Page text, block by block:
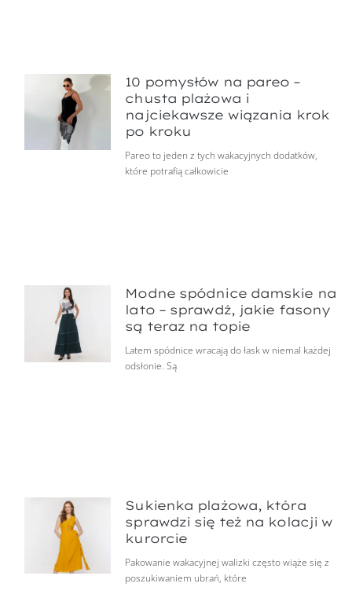
10 pomysłów na pareo –
chusta plażowa i
najciekawsze wiązania krok
po kroku
Pareo to jeden z tych wakacyjnych dodatków,
które potrafią całkowicie
Modne spódnice damskie na
lato – sprawdź, jakie fasony
są teraz na topie
Latem spódnice wracają do łask w niemal każdej
odsłonie. Są
Sukienka plażowa, która
sprawdzi się też na kolacji w
kurorcie
Pakowanie wakacyjnej walizki często wiąże się z
poszukiwaniem ubrań, które